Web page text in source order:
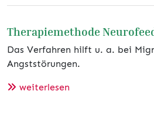
Therapiemethode
Das Verfahren hilft u. a. bei
Angststörungen.
weiterlesen